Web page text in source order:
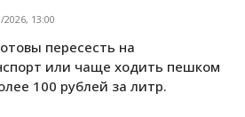
2026, 13:00
пересесть на
или чаще ходить пешком
100 рублей за литр.